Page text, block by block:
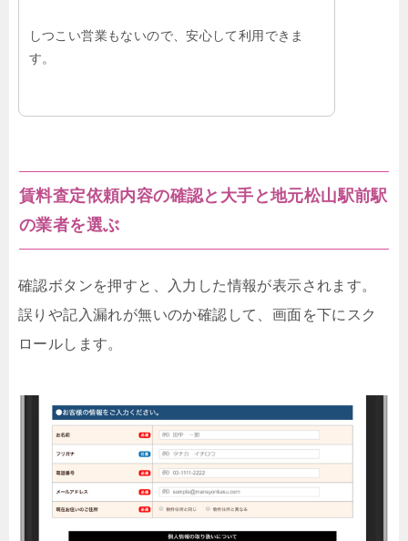
しつこい営業もないので、安心して利用できま
す。
賃料査定依頼内容の確認と大手と地元松山駅前駅
の業者を選ぶ
確認ボタンを押すと、入力した情報が表示されます。
誤りや記入漏れが無いのか確認して、画面を下にスク
ロールします。